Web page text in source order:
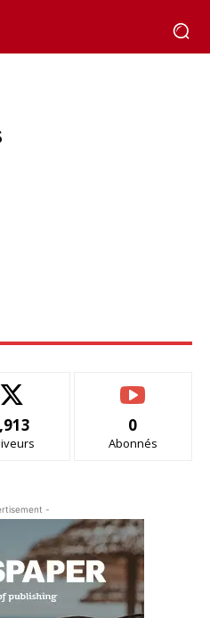
0
Abonnés
-